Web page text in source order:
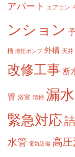
アパート エアコン
ンション
槽 増圧ポンプ 外構 天井
改修工事 断
管 浴室 清掃 漏水
緊急対応
水管 電気設備 高